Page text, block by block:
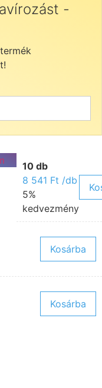
-
10 db
8 541 Ft /db
5%
kedvezmény
Kosárba
Kosárba